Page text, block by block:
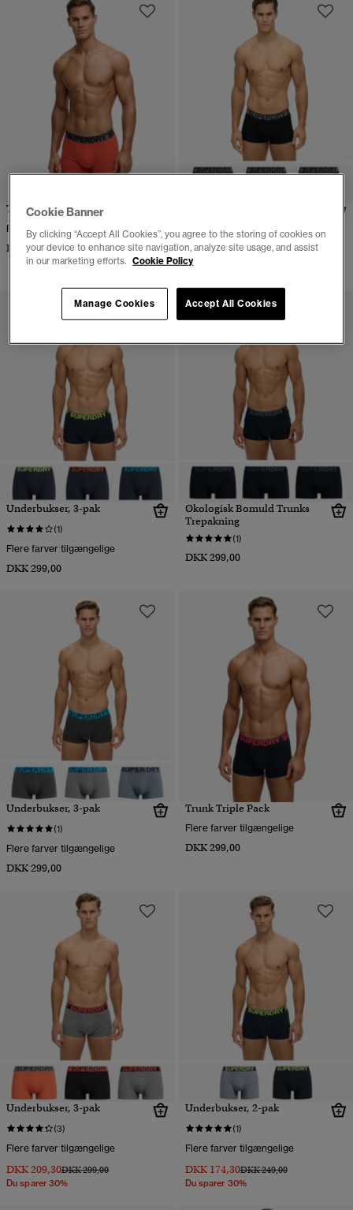
Trunk Triple Pack
Flere farver tilgængelige
DKK 299,00
(2)
Flere farver tilgængelige
DKK 299,00
Underbukser, 3-pak
(1)
Flere farver tilgængelige
DKK 299,00
Økologisk Bomuld Trunks
Trepakning
(1)
DKK 299,00
Underbukser, 3-pak
(1)
Flere farver tilgængelige
DKK 299,00
Trunk Triple Pack
Flere farver tilgængelige
DKK 299,00
Underbukser, 3-pak
(3)
Flere farver tilgængelige
DKK 209,30Pris nedsat fra
DKK 299,00til
Du sparer 30%
Underbukser, 2-pak
(1)
Flere farver tilgængelige
DKK 174,30Pris nedsat fra
DKK 249,00til
Du sparer 30%
Cookie Banner
By clicking “Accept All Cookies”, you agree to the storing of cookies on
your device to enhance site navigation, analyze site usage, and assist
in our marketing efforts. Cookie Policy
Accept All Cookies
Manage Cookies